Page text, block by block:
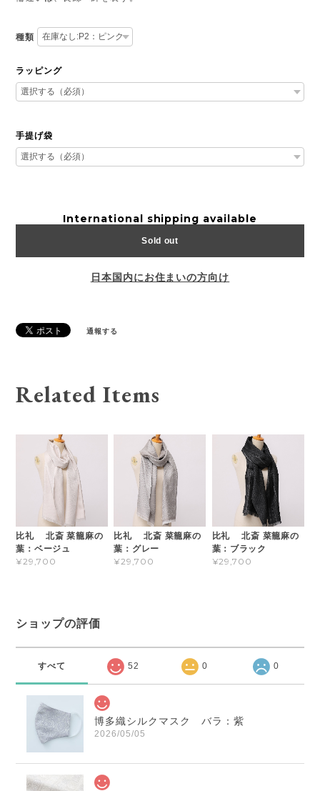
種類
ラッピング
手提げ袋
International shipping available
Sold out
日本国内にお住まいの方向け
通報する
Related Items
比礼 北斎 菜籠麻の
葉：ベージュ
¥29,700
比礼 北斎 菜籠麻の
葉：グレー
¥29,700
比礼 北斎 菜籠麻の
葉：ブラック
¥29,700
ショップの評価
すべて 52 0 0
博多織シルクマスク バラ：紫
2026/05/05